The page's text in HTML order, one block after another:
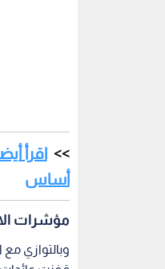
أساس
مؤشرات
وبالتوازي